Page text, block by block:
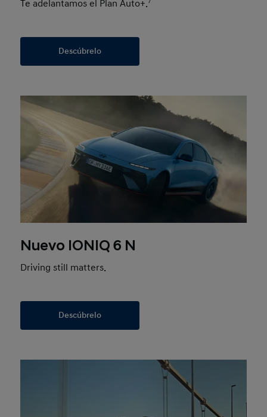
Te adelantamos el Plan Auto+.
Descúbrelo
Nuevo IONIQ 6 N
Driving still matters.
Descúbrelo